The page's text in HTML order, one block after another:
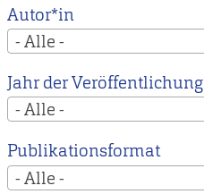
Autor*in
- Alle -
Jahr der Veröffentlichung
- Alle -
Publikationsformat
- Alle -